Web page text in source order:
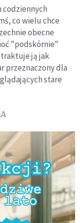
codziennych
co wielu chce
obecne
"podskórnie"
traktuje ją jak
przeznaczony dla
stare